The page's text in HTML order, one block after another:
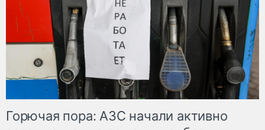
Горючая пора: АЗС начали активно